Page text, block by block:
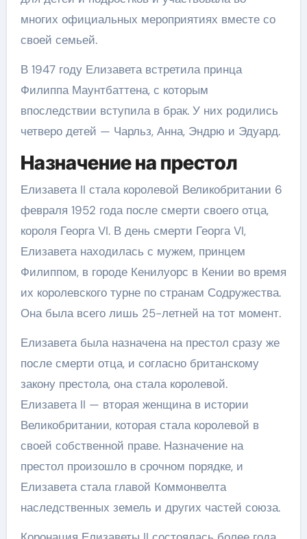
многих официальных мероприятиях вместе со
своей семьей.
В 1947 году Елизавета встретила принца
Филиппа Маунтбаттена, с которым
впоследствии вступила в брак. У них родились
четверо детей — Чарльз, Анна, Эндрю и Эдуард.
Назначение на престол
Елизавета II стала королевой Великобритании 6
февраля 1952 года после смерти своего отца,
короля Георга VI. В день смерти Георга VI,
Елизавета находилась с мужем, принцем
Филиппом, в городе Кенилуорс в Кении во время
их королевского турне по странам Содружества.
Она была всего лишь 25-летней на тот момент.
Елизавета была назначена на престол сразу же
после смерти отца, и согласно британскому
закону престола, она стала королевой.
Елизавета II — вторая женщина в истории
Великобритании, которая стала королевой в
своей собственной праве. Назначение на
престол произошло в срочном порядке, и
Елизавета стала главой Коммонвелта
наследственных земель и других частей союза.